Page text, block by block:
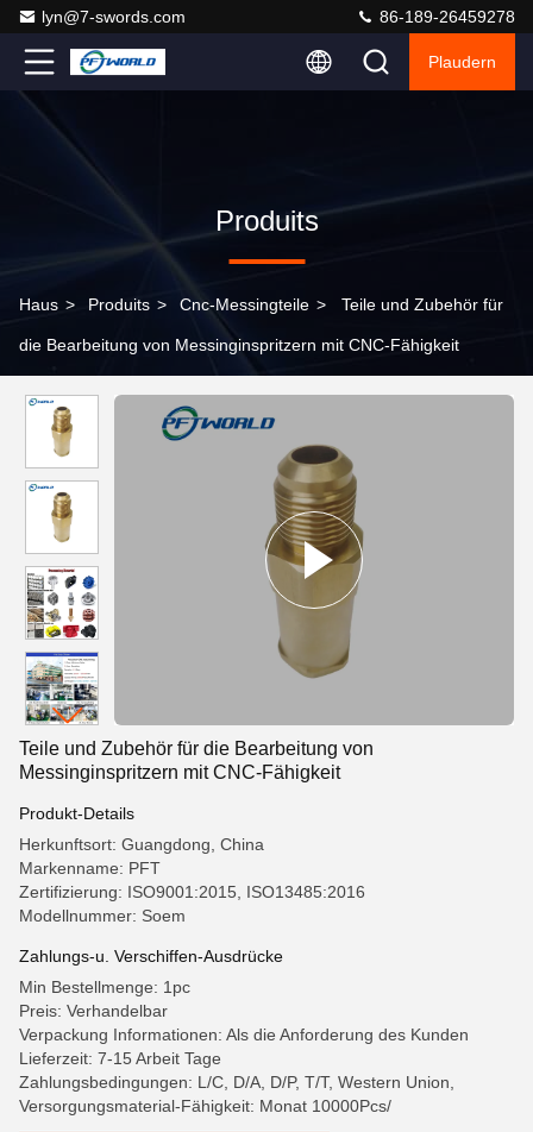
lyn@7-swords.com 86-189-26459278
Plaudern
Produits
Haus > Produits > Cnc-Messingteile > Teile und Zubehör für
die Bearbeitung von Messinginspritzern mit CNC-Fähigkeit
Teile und Zubehör für die Bearbeitung von
Messinginspritzern mit CNC-Fähigkeit
Produkt-Details
Herkunftsort: Guangdong, China
Markenname: PFT
Zertifizierung: ISO9001:2015, ISO13485:2016
Modellnummer: Soem
Zahlungs-u. Verschiffen-Ausdrücke
Min Bestellmenge: 1pc
Preis: Verhandelbar
Verpackung Informationen: Als die Anforderung des Kunden
Lieferzeit: 7-15 Arbeit Tage
Zahlungsbedingungen: L/C, D/A, D/P, T/T, Western Union,
Versorgungsmaterial-Fähigkeit: Monat 10000Pcs/